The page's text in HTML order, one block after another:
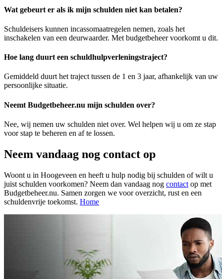
Wat gebeurt er als ik mijn schulden niet kan betalen?
Schuldeisers kunnen incassomaatregelen nemen, zoals het
inschakelen van een deurwaarder. Met budgetbeheer voorkomt u dit.
Hoe lang duurt een schuldhulpverleningstraject?
Gemiddeld duurt het traject tussen de 1 en 3 jaar, afhankelijk van uw
persoonlijke situatie.
Neemt Budgetbeheer.nu mijn schulden over?
Nee, wij nemen uw schulden niet over. Wel helpen wij u om ze stap
voor stap te beheren en af te lossen.
Neem vandaag nog contact op
Woont u in Hoogeveen en heeft u hulp nodig bij schulden of wilt u
juist schulden voorkomen? Neem dan vandaag nog contact op met
Budgetbeheer.nu. Samen zorgen we voor overzicht, rust en een
schuldenvrije toekomst. Home